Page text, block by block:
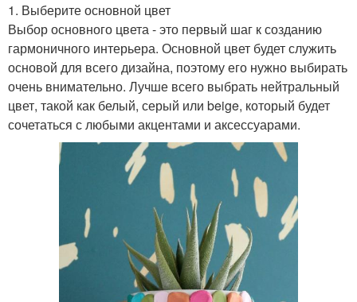
1. Выберите основной цвет
Выбор основного цвета - это первый шаг к созданию
гармоничного интерьера. Основной цвет будет служить
основой для всего дизайна, поэтому его нужно выбирать
очень внимательно. Лучше всего выбрать нейтральный
цвет, такой как белый, серый или beige, который будет
сочетаться с любыми акцентами и аксессуарами.